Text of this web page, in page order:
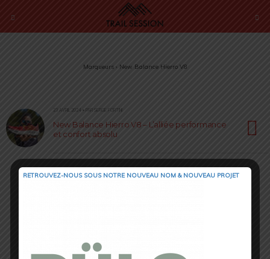
Marqueurs › New Balance Hierro V8
23 AVRIL 2024 • PAR SERGE FORTINI
New Balance Hierro V8 – L’alliée performance
et confort absolu
RETROUVEZ-NOUS SOUS NOTRE NOUVEAU NOM & NOUVEAU PROJET